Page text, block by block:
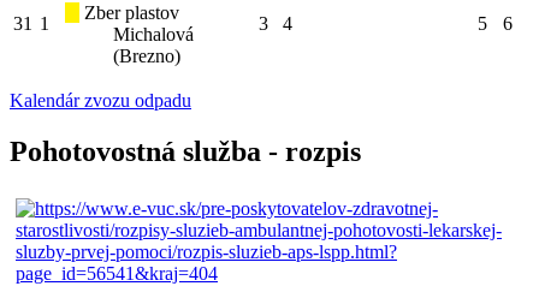
31 1
Zber plastov
Michalová
(Brezno)
3 4 5 6
Kalendár zvozu odpadu
Pohotovostná služba - rozpis